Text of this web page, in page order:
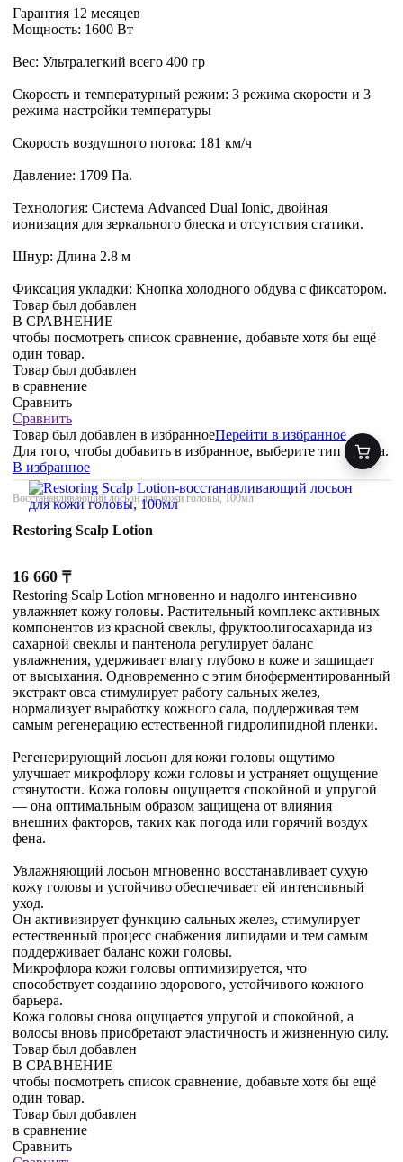
Гарантия 12 месяцев
Мощность: 1600 Вт
Вес: Ультралегкий всего 400 гр
Скорость и температурный режим: 3 режима скорости и 3
режима настройки температуры
Скорость воздушного потока: 181 км/ч
Давление: 1709 Па.
Технология: Система Advanced Dual Ionic, двойная
ионизация для зеркального блеска и отсутствия статики.
Шнур: Длина 2.8 м
Фиксация укладки: Кнопка холодного обдува с фиксатором.
Товар был добавлен
В СРАВНЕНИЕ
чтобы посмотреть список сравнение, добавьте хотя бы ещё
один товар.
Товар был добавлен
в сравнение
Сравнить
Сравнить
Товар был добавлен в избранноеПерейти в избранное
Для того, чтобы добавить в избранное, выберите тип товара.
В избранное
Восстанавливающий лосьон для кожи головы, 100мл
Restoring Scalp Lotion
16 660 ₸
Restoring Scalp Lotion мгновенно и надолго интенсивно
увлажняет кожу головы. Растительный комплекс активных
компонентов из красной свеклы, фруктоолигосахарида из
сахарной свеклы и пантенола регулирует баланс
увлажнения, удерживает влагу глубоко в коже и защищает
от высыхания. Одновременно с этим биоферментированный
экстракт овса стимулирует работу сальных желез,
нормализует выработку кожного сала, поддерживая тем
самым регенерацию естественной гидролипидной пленки.
Регенерирующий лосьон для кожи головы ощутимо
улучшает микрофлору кожи головы и устраняет ощущение
стянутости. Кожа головы ощущается спокойной и упругой
— она оптимальным образом защищена от влияния
внешних факторов, таких как погода или горячий воздух
фена.
Увлажняющий лосьон мгновенно восстанавливает сухую
кожу головы и устойчиво обеспечивает ей интенсивный
уход.
Он активизирует функцию сальных желез, стимулирует
естественный процесс снабжения липидами и тем самым
поддерживает баланс кожи головы.
Микрофлора кожи головы оптимизируется, что
способствует созданию здорового, устойчивого кожного
барьера.
Кожа головы снова ощущается упругой и спокойной, а
волосы вновь приобретают эластичность и жизненную силу.
Товар был добавлен
В СРАВНЕНИЕ
чтобы посмотреть список сравнение, добавьте хотя бы ещё
один товар.
Товар был добавлен
в сравнение
Сравнить